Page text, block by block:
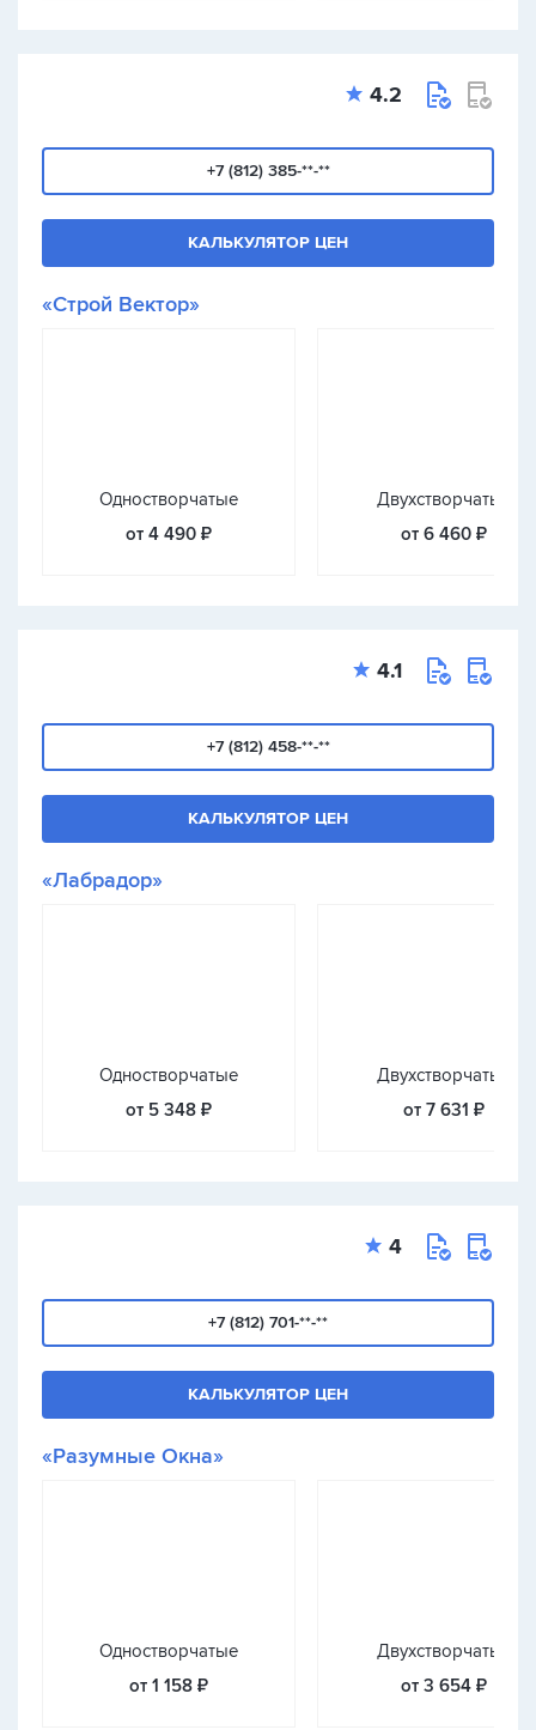
4.2
+7 (812) 385-**-**
КАЛЬКУЛЯТОР ЦЕН
«Строй Вектор»
Одностворчатые
от 4 490 ₽
Двухстворчатые
от 6 460 ₽
4.1
+7 (812) 458-**-**
КАЛЬКУЛЯТОР ЦЕН
«Лабрадор»
Одностворчатые
от 5 348 ₽
Двухстворчатые
от 7 631 ₽
4
+7 (812) 701-**-**
КАЛЬКУЛЯТОР ЦЕН
«Разумные Окна»
Одностворчатые
от 1 158 ₽
Двухстворчатые
от 3 654 ₽